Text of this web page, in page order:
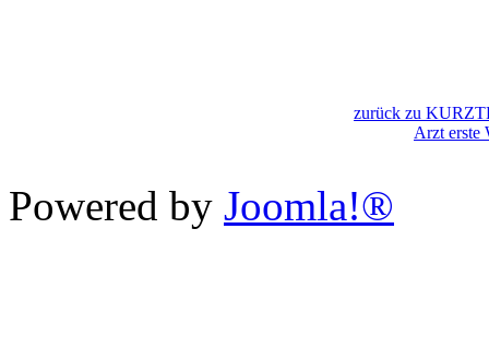
zurück zu
Arzt erste
Powered by Joomla!®